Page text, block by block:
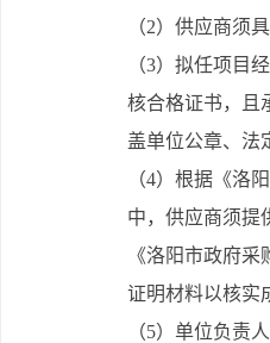
（2）供应商须
（3）拟任项目
核合格证书，且
盖单位公章、法
（4）根据《洛
中，供应商须提
《洛阳市政府
证明材料以核实
（5）单位负责